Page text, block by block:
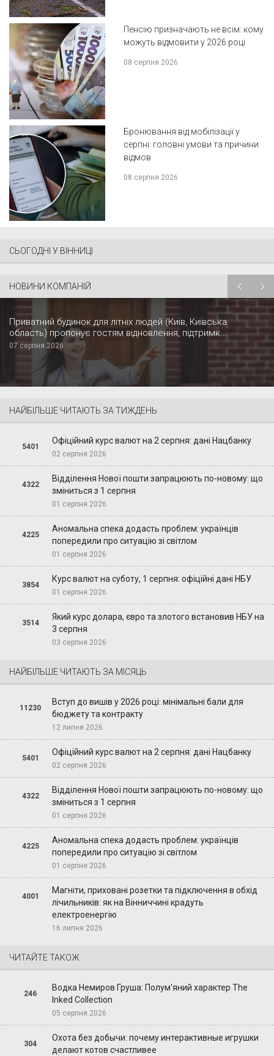
Пенсію призначають не всім: кому
можуть відмовити у 2026 році
08 серпня 2026
Бронювання від мобілізації у
серпні: головні умови та причини
відмов
08 серпня 2026
СЬОГОДНІ У ВІННИЦІ
НОВИНИ КОМПАНІЙ
Приватний будинок для літніх людей (Київ, Київська
область) пропонує гостям відновлення, підтримк...
07 серпня 2026
НАЙБІЛЬШЕ ЧИТАЮТЬ ЗА ТИЖДЕНЬ
5401
Офіційний курс валют на 2 серпня: дані Нацбанку
02 серпня 2026
4322
Відділення Нової пошти запрацюють по-новому: що
зміниться з 1 серпня
01 серпня 2026
4225
Аномальна спека додасть проблем: українців
попередили про ситуацію зі світлом
01 серпня 2026
3854
Курс валют на суботу, 1 серпня: офіційні дані НБУ
01 серпня 2026
3514
Який курс долара, євро та злотого встановив НБУ на
3 серпня
03 серпня 2026
НАЙБІЛЬШЕ ЧИТАЮТЬ ЗА МІСЯЦЬ
11230
Вступ до вишів у 2026 році: мінімальні бали для
бюджету та контракту
12 липня 2026
5401
Офіційний курс валют на 2 серпня: дані Нацбанку
02 серпня 2026
4322
Відділення Нової пошти запрацюють по-новому: що
зміниться з 1 серпня
01 серпня 2026
4225
Аномальна спека додасть проблем: українців
попередили про ситуацію зі світлом
01 серпня 2026
4001
Магніти, приховані розетки та підключення в обхід
лічильників: як на Вінниччині крадуть
електроенергію
16 липня 2026
ЧИТАЙТЕ ТАКОЖ
246
Водка Немиров Груша: Полум'яний характер The
Inked Collection
05 серпня 2026
304
Охота без добычи: почему интерактивные игрушки
делают котов счастливее